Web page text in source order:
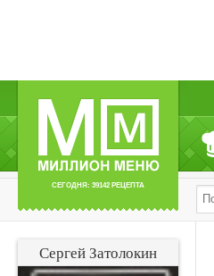
СЕГОДНЯ: 39142 РЕЦЕПТА
Сергей Затолокин